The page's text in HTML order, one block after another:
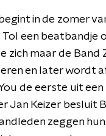
in de zomer
een beatbandje
zich maar de Band
en later wordt
de eerste uit
Jan Keizer besluit
zeggen